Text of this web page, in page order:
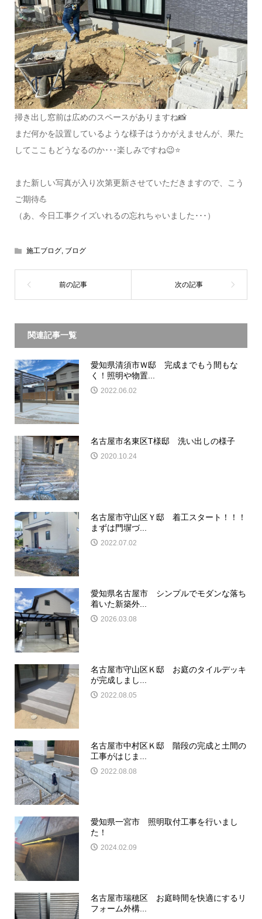
掃き出し窓前は広めのスペースがありますね📸
まだ何かを設置しているような様子はうかがえませんが、果た
してここもどうなるのか･･･楽しみですね😉⭐
また新しい写真が入り次第更新させていただきますので、こう
ご期待💪
（あ、今日工事クイズいれるの忘れちゃいました･･･）
施工ブログ, ブログ
関連記事一覧
愛知県清須市Ｗ邸 完成までもう間もな
く！照明や物置...
2022.06.02
名古屋市名東区T様邸 洗い出しの様子
2020.10.24
名古屋市守山区Ｙ邸 着工スタート！！！
まずは門塀づ...
2022.07.02
愛知県名古屋市 シンプルでモダンな落ち
着いた新築外...
2026.03.08
名古屋市守山区Ｋ邸 お庭のタイルデッキ
が完成しまし...
2022.08.05
名古屋市中村区Ｋ邸 階段の完成と土間の
工事がはじま...
2022.08.08
愛知県一宮市 照明取付工事を行いまし
た！
2024.02.09
名古屋市瑞穂区 お庭時間を快適にするリ
フォーム外構...